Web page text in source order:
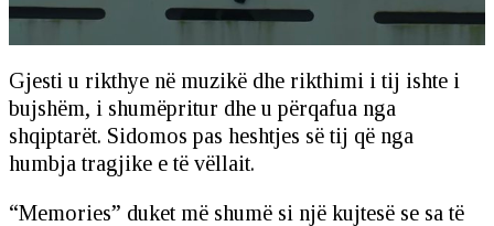
Gjesti u rikthye në muzikë dhe rikthimi i tij ishte i
bujshëm, i shumëpritur dhe u përqafua nga
shqiptarët. Sidomos pas heshtjes së tij që nga
humbja tragjike e të vëllait.
“Memories” duket më shumë si një kujtesë se sa të